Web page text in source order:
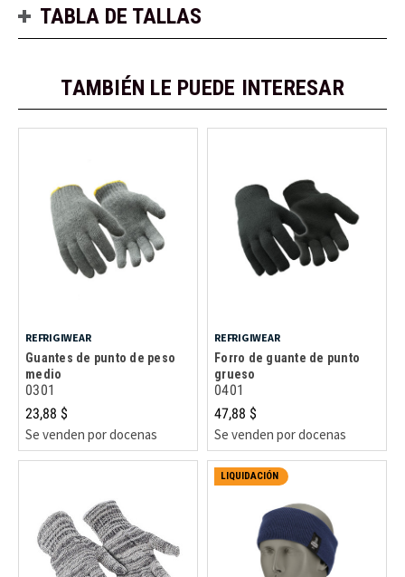
TABLA DE TALLAS
TAMBIÉN LE PUEDE INTERESAR
REFRIGIWEAR
Guantes de punto de peso
medio
0301
23,88 $
Se venden por docenas
REFRIGIWEAR
Forro de guante de punto
grueso
0401
47,88 $
Se venden por docenas
LIQUIDACIÓN